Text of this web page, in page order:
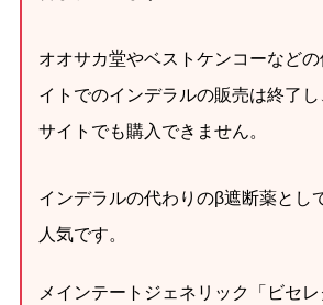
オオサカ堂やベストケンコーなど
イトでのインデラルの販売は終了
サイトでも購入できません。
インデラルの代わりのβ遮断薬とし
人気です。
メインテートジェネリック「ビセレ